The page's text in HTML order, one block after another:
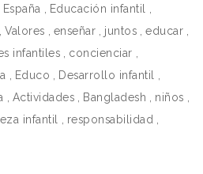
España Educación infantil
Valores enseñar juntos educar
infantiles concienciar
Educo Desarrollo infantil
Actividades Bangladesh niños
infantil responsabilidad